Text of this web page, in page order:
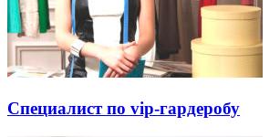
Специалист по vip-гардеробу